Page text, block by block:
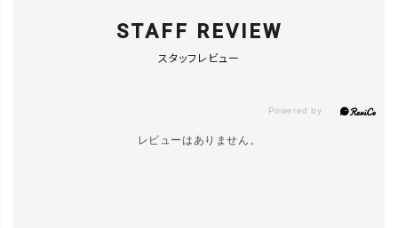
STAFF REVIEW
スタッフレビュー
レビューはありません。